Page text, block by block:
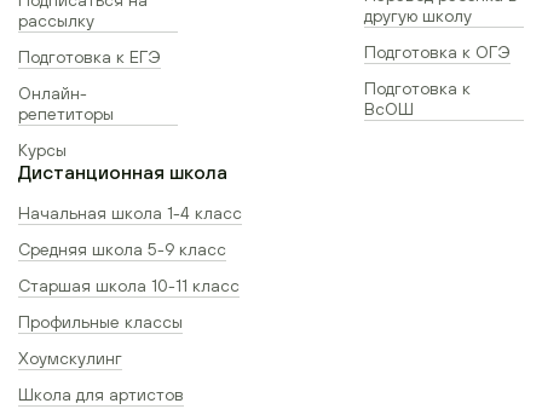
рассылку
Подготовка к ЕГЭ
Онлайн-
репетиторы
Курсы
другую школу
Подготовка к ОГЭ
Подготовка к
ВсОШ
Дистанционная школа
Начальная школа 1-4 класс
Средняя школа 5-9 класс
Старшая школа 10-11 класс
Профильные классы
Хоумскулинг
Школа для артистов